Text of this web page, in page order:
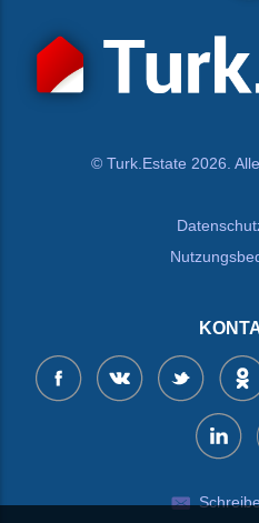
© Turk.Estate 2026.